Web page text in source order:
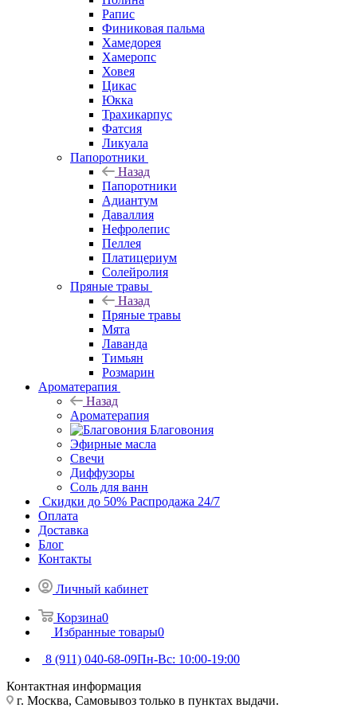
Рапис
Финиковая пальма
Хамедорея
Хамеропс
Ховея
Цикас
Юкка
Трахикарпус
Фатсия
Ликуала
Папоротники
Назад
Папоротники
Адиантум
Даваллия
Нефролепис
Пеллея
Платицериум
Солейролия
Пряные травы
Назад
Пряные травы
Мята
Лаванда
Тимьян
Розмарин
Ароматерапия
Назад
Ароматерапия
Благовония
Эфирные масла
Свечи
Диффузоры
Соль для ванн
Скидки до 50% Распродажа 24/7
Оплата
Доставка
Блог
Контакты
Личный кабинет
Корзина0
Избранные товары0
8 (911) 040-68-09Пн-Вс: 10:00-19:00
Контактная информация
г. Москва, Самовывоз только в пунктах выдачи.